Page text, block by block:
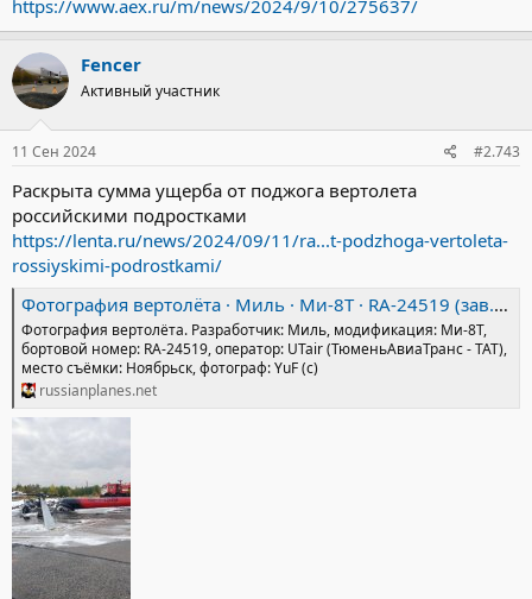
https://www.aex.ru/m/news/2024/9/10/275637/
Fencer
Активный участник
11 Сен 2024 #2.743
Раскрыта сумма ущерба от поджога вертолета
российскими подростками
https://lenta.ru/news/2024/09/11/ra...t-podzhoga-vertoleta-
rossiyskimi-podrostkami/
Фотография вертолёта · Миль · Ми-8Т · RA-24519 (зав.н. 98522095) · UTair (ТюменьАвиаТранс - ТАТ) ✈ russianplanes.net ✈ наша авиация
Фотография вертолёта. Разработчик: Миль, модификация: Ми-8Т,
бортовой номер: RA-24519, оператор: UTair (ТюменьАвиаТранс - ТАТ),
место съёмки: Ноябрьск, фотограф: YuF (c)
russianplanes.net